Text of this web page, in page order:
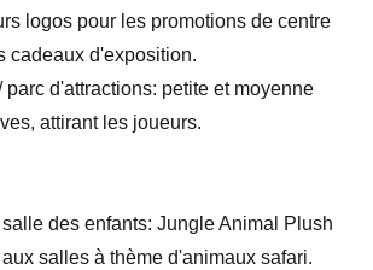
logos pour les promotions de centre
cadeaux d'exposition.
parc d'attractions: petite et moyenne
attirant les joueurs.
des enfants: Jungle Animal Plush
salles à thème d'animaux safari.